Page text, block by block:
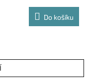
M
A
Do košíku